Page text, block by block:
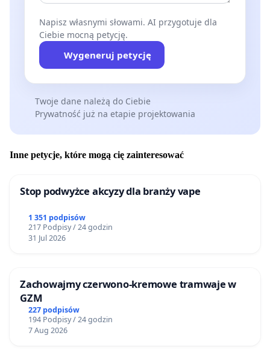
Napisz własnymi słowami. AI przygotuje dla
Ciebie mocną petycję.
Wygeneruj petycję
Twoje dane należą do Ciebie
Prywatność już na etapie projektowania
Inne petycje, które mogą cię zainteresować
Stop podwyżce akcyzy dla branży vape
1 351 podpisów
217 Podpisy / 24 godzin
31 Jul 2026
Zachowajmy czerwono-kremowe tramwaje w
GZM
227 podpisów
194 Podpisy / 24 godzin
7 Aug 2026